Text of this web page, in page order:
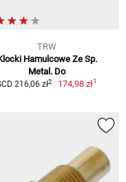
TRW
Hamulcowe Ze Sp.
Metal. Do
216,06 zł2 174,98 zł1